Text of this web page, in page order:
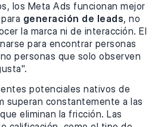
los Meta Ads funcionan mejor
generación de leads, no
la marca ni de interacción. El
para encontrar personas
personas que solo observen
potenciales nativos de
superan constantemente a las
eliminan la fricción. Las